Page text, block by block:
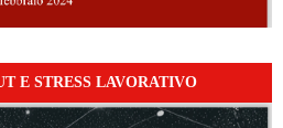
E STRESS LAVORATIVO